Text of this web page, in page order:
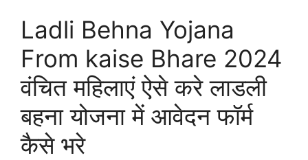
Ladli Behna Yojana
From kaise Bhare 2024
वंचित महिलाएं ऐसे करे लाडली
बहना योजना में आवेदन फॉर्म
कैसे भरे